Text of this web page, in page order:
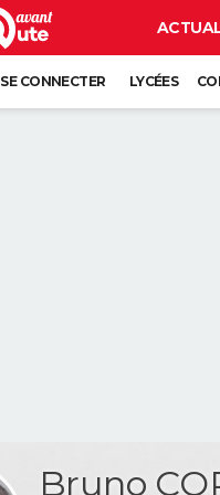
SE CONNECTER LYCÉES
Bruno